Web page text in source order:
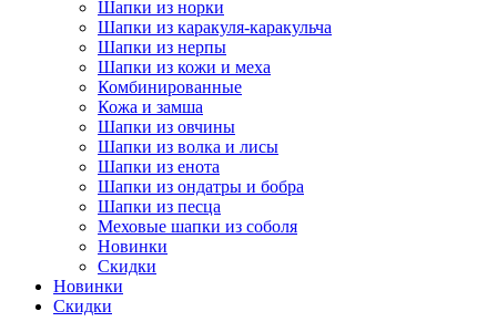
Шапки из норки
Шапки из каракуля-каракульча
Шапки из нерпы
Шапки из кожи и меха
Комбинированные
Кожа и замша
Шапки из овчины
Шапки из волка и лисы
Шапки из енота
Шапки из ондатры и бобра
Шапки из песца
Меховые шапки из соболя
Новинки
Скидки
Новинки
Скидки